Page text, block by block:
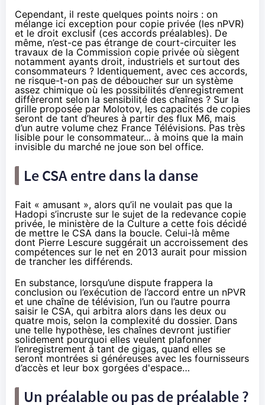
Cependant, il reste quelques points noirs : on
mélange ici exception pour copie privée (les nPVR)
et le droit exclusif (ces accords préalables). De
même, n’est-ce pas étrange de court-circuiter les
travaux de la Commission copie privée où siègent
notamment ayants droit, industriels et surtout des
consommateurs ? Identiquement, avec ces accords,
ne risque-t-on pas de déboucher sur un système
assez chimique où les possibilités d’enregistrement
diffèreront selon la sensibilité des chaînes ? Sur la
grille proposée par Molotov, les capacités de copies
seront de tant d’heures à partir des flux M6, mais
d’un autre volume chez France Télévisions. Pas très
lisible pour le consommateur... à moins que la main
invisible du marché ne joue son bel office.
Le CSA entre dans la danse
Fait « amusant », alors qu’il ne voulait pas que la
Hadopi s’incruste sur le sujet de la redevance copie
privée, le ministère de la Culture a cette fois décidé
de mettre le CSA dans la boucle. Celui-là même
dont Pierre Lescure suggérait un accroissement des
compétences sur le net en 2013 aurait pour mission
de trancher les différends.
En substance, lorsqu’une dispute frappera la
conclusion ou l’exécution de l’accord entre un nPVR
et une chaîne de télévision, l’un ou l’autre pourra
saisir le CSA, qui arbitra alors dans les deux ou
quatre mois, selon la complexité du dossier. Dans
une telle hypothèse, les chaînes devront justifier
solidement pourquoi elles veulent plafonner
l’enregistrement à tant de gigas, quand elles se
seront montrées si généreuses avec les fournisseurs
d’accès et leur box gorgées d'espace…
Un préalable ou pas de préalable ?